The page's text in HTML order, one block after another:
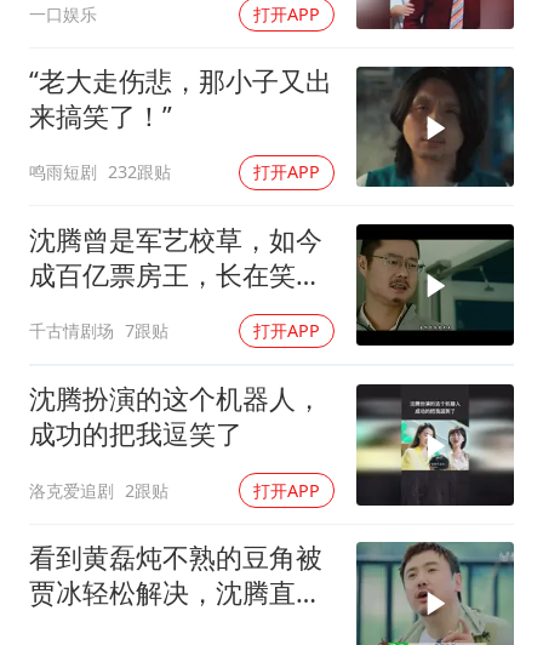
一口娱乐 打开APP
“老大走伤悲，那小子又出
来搞笑了！”
鸣雨短剧 232跟贴 打开APP
沈腾曾是军艺校草，如今
成百亿票房王，长在笑点
千古情剧场 7跟贴 打开APP
沈腾扮演的这个机器人，
成功的把我逗笑了
洛克爱追剧 2跟贴 打开APP
看到黄磊炖不熟的豆角被
贾冰轻松解决，沈腾直接